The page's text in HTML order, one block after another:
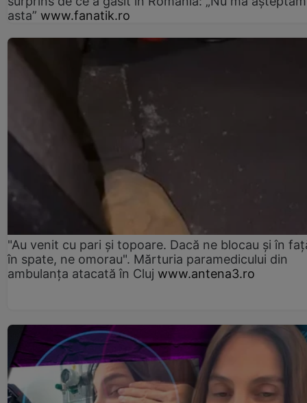
asta” www.fanatik.ro
"Au venit cu pari și topoare. Dacă ne blocau şi în
în spate, ne omorau". Mărturia paramedicului din
ambulanţa atacată în Cluj www.antena3.ro